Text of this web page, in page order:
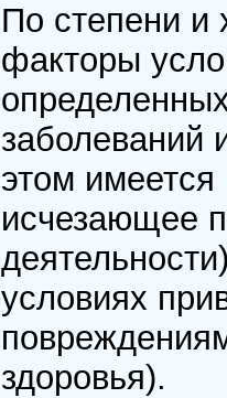
По степени и
факторы
заболеваний
этом
исчезающее
условиях
здоровья).